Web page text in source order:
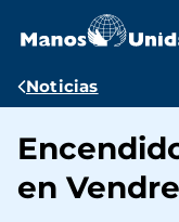
contenido
Ruta
navegación
Noticias
en